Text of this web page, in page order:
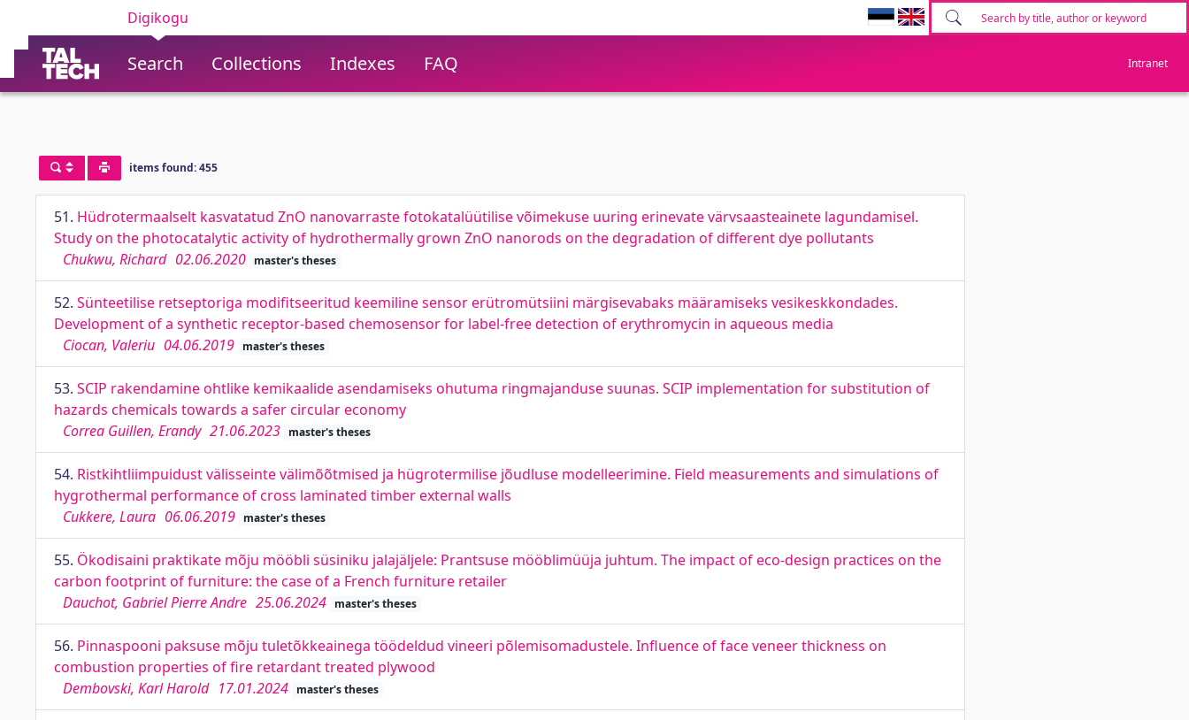
Digikogu
Search Collections Indexes FAQ Intranet
items found: 455
51. Hüdrotermaalselt kasvatatud ZnO nanovarraste fotokatalüütilise võimekuse uuring erinevate värvsaasteainete lagundamisel.
Study on the photocatalytic activity of hydrothermally grown ZnO nanorods on the degradation of different dye pollutants
Chukwu, Richard 02.06.2020 master's theses
52. Sünteetilise retseptoriga modifitseeritud keemiline sensor erütromütsiini märgisevabaks määramiseks vesikeskkondades.
Development of a synthetic receptor-based chemosensor for label-free detection of erythromycin in aqueous media
Ciocan, Valeriu 04.06.2019 master's theses
53. SCIP rakendamine ohtlike kemikaalide asendamiseks ohutuma ringmajanduse suunas. SCIP implementation for substitution of
hazards chemicals towards a safer circular economy
Correa Guillen, Erandy 21.06.2023 master's theses
54. Ristkihtliimpuidust välisseinte välimõõtmised ja hügrotermilise jõudluse modelleerimine. Field measurements and simulations of
hygrothermal performance of cross laminated timber external walls
Cukkere, Laura 06.06.2019 master's theses
55. Ökodisaini praktikate mõju mööbli süsiniku jalajäljele: Prantsuse mööblimüüja juhtum. The impact of eco-design practices on the
carbon footprint of furniture: the case of a French furniture retailer
Dauchot, Gabriel Pierre Andre 25.06.2024 master's theses
56. Pinnaspooni paksuse mõju tuletõkkeainega töödeldud vineeri põlemisomadustele. Influence of face veneer thickness on
combustion properties of fire retardant treated plywood
Dembovski, Karl Harold 17.01.2024 master's theses